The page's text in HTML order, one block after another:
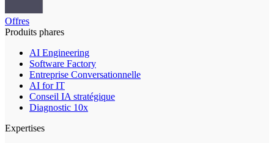
Offres
Produits phares
AI Engineering
Software Factory
Entreprise Conversationnelle
AI for IT
Conseil IA stratégique
Diagnostic 10x
Expertises